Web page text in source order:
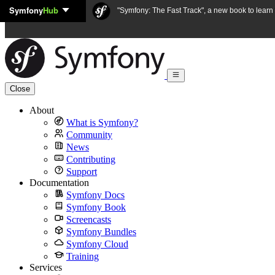
Skip to content
SymfonyHub "Symfony: The Fast Track", a new book to
Close
About
What is Symfony?
Community
News
Contributing
Support
Documentation
Symfony Docs
Symfony Book
Screencasts
Symfony Bundles
Symfony Cloud
Training
Services